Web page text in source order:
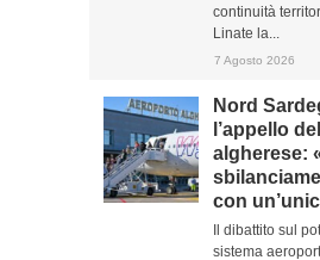
continuità
Linate la...
7 Agosto 2026
Nord
l’appello
algherese:
con
Il dibattito sul
sistema